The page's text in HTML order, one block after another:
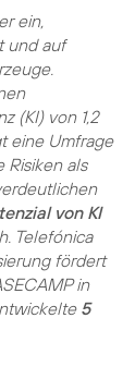
ein,
und auf
(KI) von 1,2
eine Umfrage
Risiken als
von KI
Telefónica
fördert
in
5